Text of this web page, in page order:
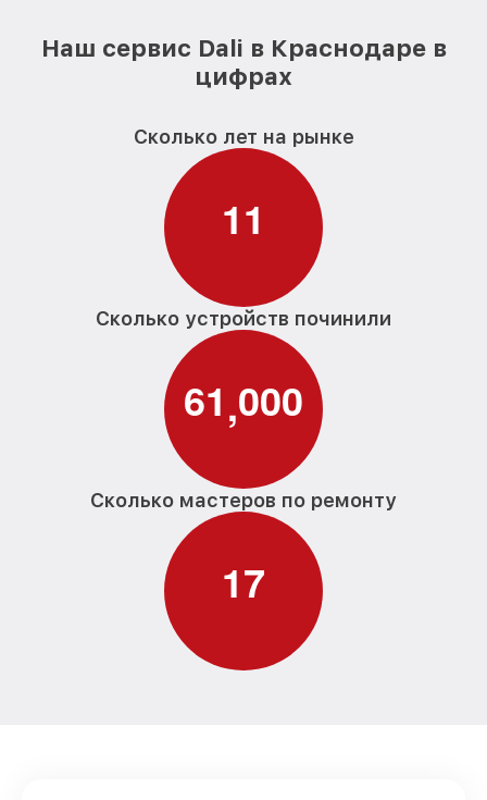
Наш сервис Dali в Краснодаре в
цифрах
Сколько лет на рынке
11
Сколько устройств починили
61,000
Сколько мастеров по ремонту
17